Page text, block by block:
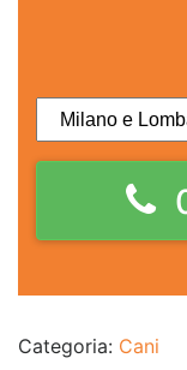
Categoria: Cani